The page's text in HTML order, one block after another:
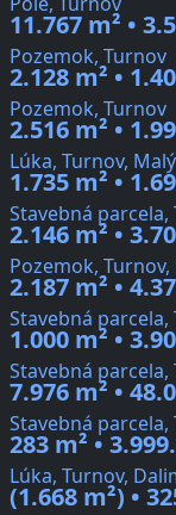
11.767 m² •
Pozemok, Turnov
2.128 m² •
Pozemok, Turnov
2.516 m² •
Lúka, Turnov,
1.735 m² •
Stavebná
2.146 m² •
Pozemok, Turnov,
2.187 m² •
Stavebná parcela,
1.000 m² •
Stavebná
7.976 m² •
Stavebná parcela,
283 m² •
Lúka, Turnov,
(1.668 m²) •